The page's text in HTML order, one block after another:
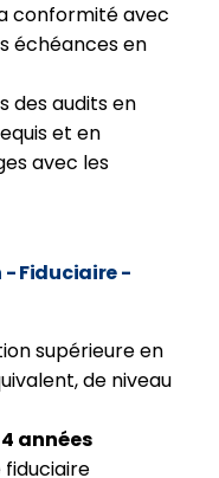
conformité avec
échéances en
des audits en
et en
avec les
- Fiduciaire -
supérieure en
de niveau
4 années
fiduciaire